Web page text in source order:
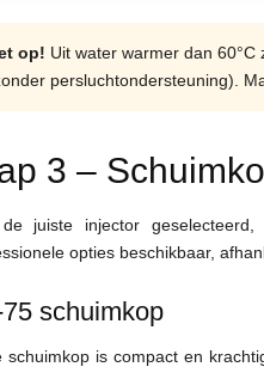
op! Uit water warmer dan
persluchtondersteuning).
3 –
juiste injector
opties beschikbaar,
schuimkop
schuimkop is compact en